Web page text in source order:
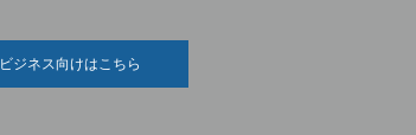
ビジネス向けはこちら